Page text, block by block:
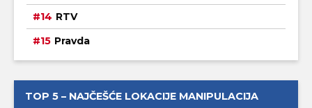
RTV
Pravda
TOP 5 – NAJČEŠĆE LOKACIJE MANIPULACIJA